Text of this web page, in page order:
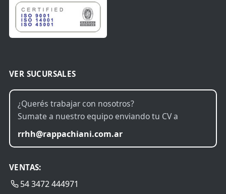
VER SUCURSALES
¿Querés trabajar con nosotros?
Sumate a nuestro equipo enviando tu CV a
rrhh@rappachiani.com.ar
VENTAS:
54 3472 444971